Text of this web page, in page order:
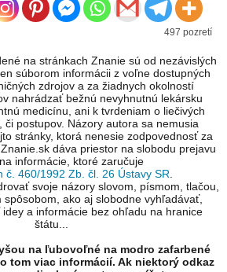
497 pozretí
na stránkach Znanie sú od nezávislých
súborom informácii z voľne dostupných
zdrojov a za žiadnych okolností
nahrádzať bežnú nevyhnutnú lekársku
medicínu, ani k tvrdeniam o liečivých
či postupov. Názory autora sa nemusia
stránky, ktorá nenesie zodpovednosť za
dáva priestor na slobodu prejavu
informácie, ktoré zaručuje
č. 460/1992 Zb. čl. 26 Ústavy SR
svoje názory slovom, písmom, tlačou,
ako aj slobodne vyhľadávať,
a informácie bez ohľadu na hranice
štátu...
na ľubovoľné na modro zafarbené
tom viac informácií. Ak niektorý odkaz